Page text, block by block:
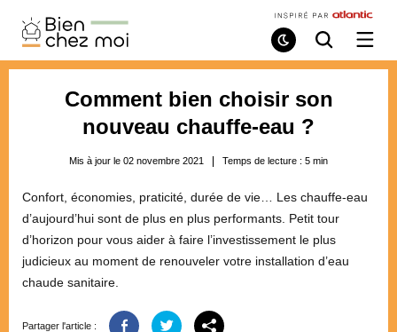
Bien
Chez
Moi
Mode
de
Recherche
/
Comment bien choisir son
nouveau chauffe-eau ?
Mis à jour le 02 novembre 2021 Temps de lecture : 5 min
Confort, économies, praticité, durée de vie… Les chauffe-eau
d’aujourd’hui sont de plus en plus performants. Petit tour
d’horizon pour vous aider à faire l’investissement le plus
judicieux au moment de renouveler votre installation d’eau
chaude sanitaire.
Partager l'article :